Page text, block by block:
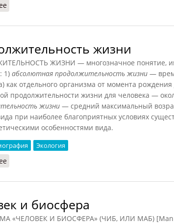
жизни
ЖИЗНИ — многозначное понятие,
1) абсолютная продолжительность жизни —
как отдельного организма от момента
продолжительности жизни для человека —
жизни — средний максимальный
при наиболее благоприятных условиях
особенностями вида.
Экология
и биосфера
«ЧЕЛОВЕК И БИОСФЕРА» (ЧИБ, ИЛИ МАБ)